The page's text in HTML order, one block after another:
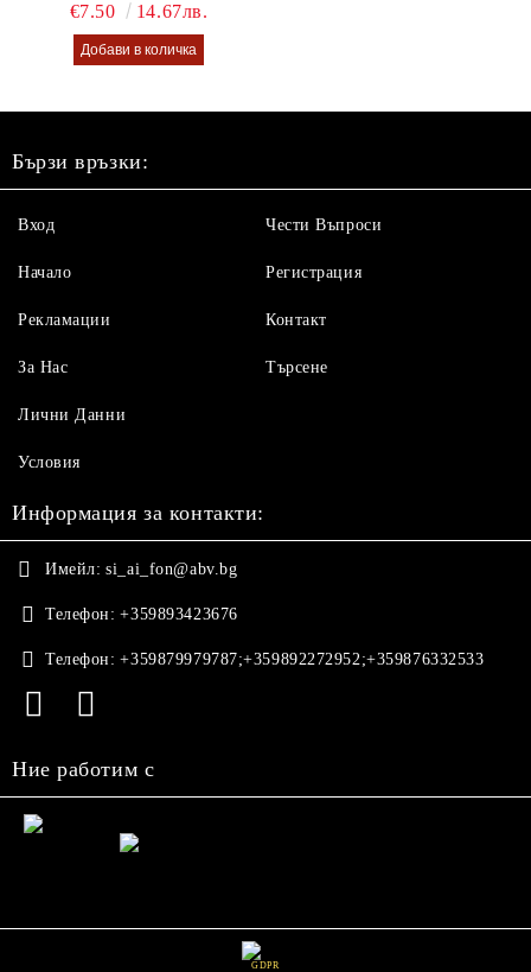
€7.50
14.67лв.
Бързи връзки:
Вход
Начало
Рекламации
За Нас
Чести Въпроси
Регистрация
Контакт
Търсене
Лични Данни
Условия
Информация за контакти:
Имейл: si_ai_fon@abv.bg
Телефон: +359893423676
Телефон: +359879979787;+359892272952;+359876332533
Ние работим с
GDPR